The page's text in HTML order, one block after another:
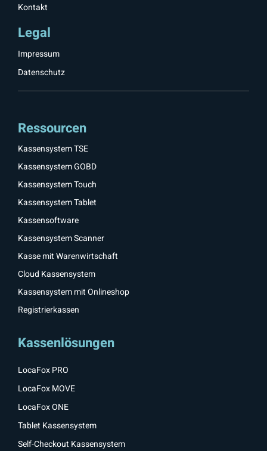
Kontakt
Legal
Impressum
Datenschutz
Ressourcen
Kassensystem TSE
Kassensystem GOBD
Kassensystem Touch
Kassensystem Tablet
Kassensoftware
Kassensystem Scanner
Kasse mit Warenwirtschaft
Cloud Kassensystem
Kassensystem mit Onlineshop
Registrierkassen
Kassenlösungen
LocaFox PRO
LocaFox MOVE
LocaFox ONE
Tablet Kassensystem
Self-Checkout Kassensystem